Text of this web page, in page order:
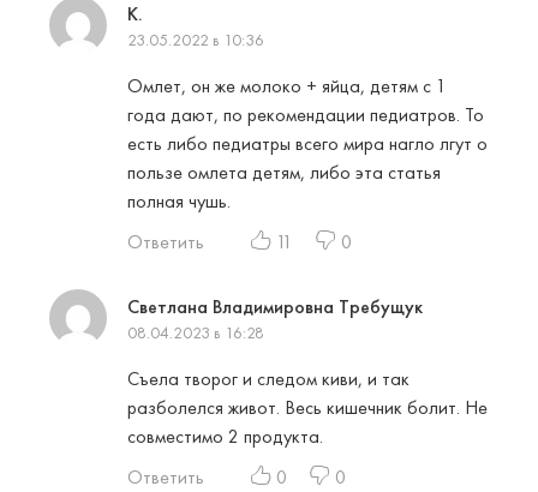
К.
23.05.2022 в 10:36
Омлет, он же молоко + яйца, детям с 1
года дают, по рекомендации педиатров. То
есть либо педиатры всего мира нагло лгут о
пользе омлета детям, либо эта статья
полная чушь.
Ответить
11 0
Светлана Владимировна Требущук
08.04.2023 в 16:28
Съела творог и следом киви, и так
разболелся живот. Весь кишечник болит. Не
совместимо 2 продукта.
Ответить
0 0